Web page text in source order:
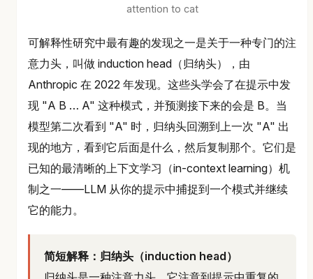
attention to cat
可解释性研究中最有趣的发现之一是关于一种专门的注
意力头，叫做 induction head（归纳头），由
Anthropic 在 2022 年发现。这些头学会了在提示中发
现 "A B … A" 这种模式，并预测接下来的会是 B。当
模型第二次看到 "A" 时，归纳头回溯到上一次 "A" 出
现的地方，看到它后面是什么，然后复制那个。它们是
已知的最清晰的上下文学习（in-context learning）机
制之一——LLM 从你的提示中捕捉到一个模式并继续
它的能力。
简短解释：归纳头（induction head）